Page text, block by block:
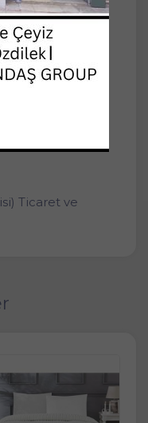
sayesinde
Ticaret ve